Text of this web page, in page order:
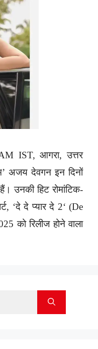
IST, आगरा, उत्तर
अजय देवगन इन दिनों
उनकी हिट रोमांटिक-
‘दे दे प्यार दे 2‘ (De
को रिलीज होने वाला